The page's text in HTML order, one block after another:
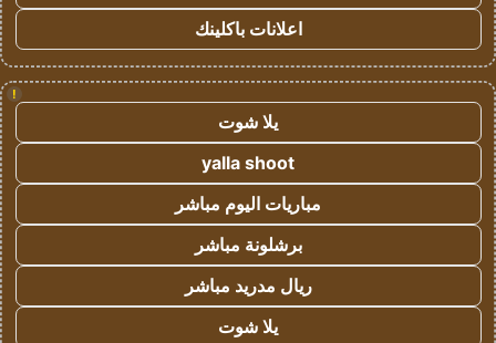
اعلانات باكلينك
!
يلا شوت
yalla shoot
مباريات اليوم مباشر
برشلونة مباشر
ريال مدريد مباشر
يلا شوت